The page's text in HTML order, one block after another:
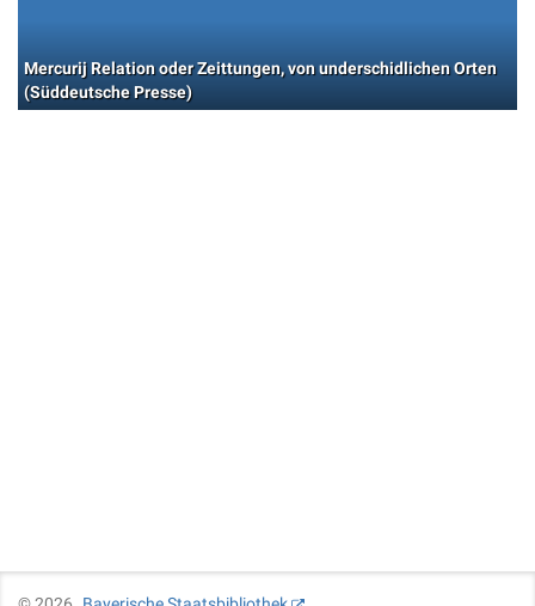
Mercurij Relation oder Zeittungen, von underschidlichen Orten
(Süddeutsche Presse)